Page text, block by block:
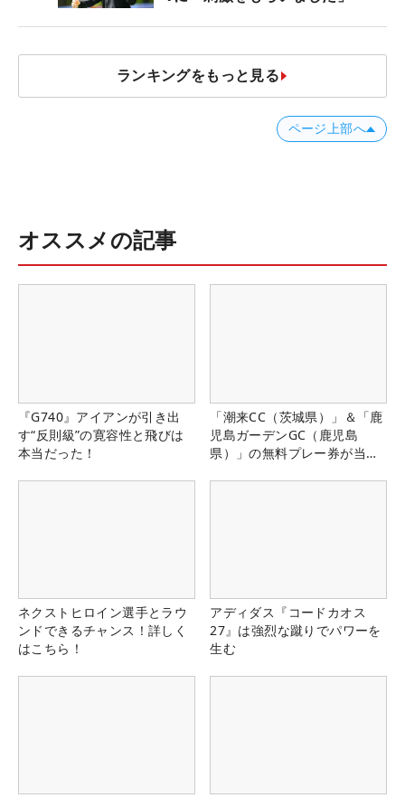
ランキングをもっと見る
ページ上部へ
オススメの記事
『G740』アイアンが引き出
す“反則級”の寛容性と飛びは
本当だった！
「潮来CC（茨城県）」＆「鹿
児島ガーデンGC（鹿児島
県）」の無料プレー券が当た
ネクストヒロイン選手とラウ
ンドできるチャンス！詳しく
はこちら！
アディダス『コードカオス
27』は強烈な蹴りでパワーを
生む